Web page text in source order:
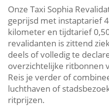
Onze Taxi Sophia
geprijsd met instaptarief
kilometer en tijdtarief
revalidanten is zittend
deels of volledig te
overzichtelijke ritbonnen
Reis je verder of
luchthaven of
ritprijzen.